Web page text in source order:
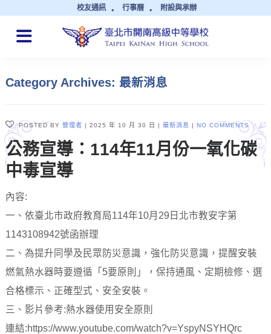
校友通訊 行事曆 附設與承辦
QUICK LINKS
Category Archives: 最新消息
POSTED BY 管理者 2025 年 10 月 30 日 最新消息 NO COMMENTS
公務宣導：114年11月份一氧化碳
中毒宣導
內容:
一、依臺北市政府教育局114年10月29日北市教安字第
1143108942號函辦理
二、為提升同學及民眾防災意識，強化防災意識，提醒安裝
燃氣熱水器時要遵循「5要原則」，保持通風、定期檢修、選
合格標示、正確型式、安全安裝。
三、影片參考:熱水器使用安全原則
連結:https://www.youtube.com/watch?v=YspyNSYHQrc